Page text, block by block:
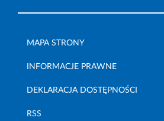
MAPA STRONY
INFORMACJE PRAWNE
DEKLARACJA DOSTĘPNOŚCI
RSS